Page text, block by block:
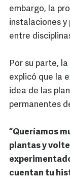
embargo, la
instalaciones y
entre
Por su parte,
explicó que la
idea de las
permanentes
“Queríamos
plantas y
cuentan tu